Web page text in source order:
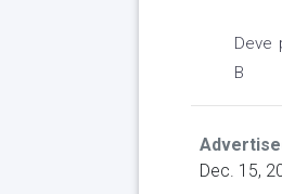
Deve
B
Dec. 15,